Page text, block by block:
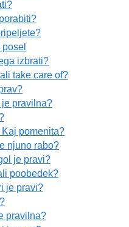
izbrati?
take care of?
pravilna?
pomenita?
njuno rabo?
je pravi?
poobedek?
je pravi?
pravilna?